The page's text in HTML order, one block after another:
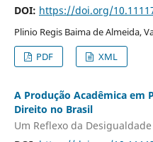
DOI: https://doi.org/
Plinio Regis Baima de Almeida,
PDF
XML
A Produção Acadêmica em
Direito no Brasil
Um Reflexo da